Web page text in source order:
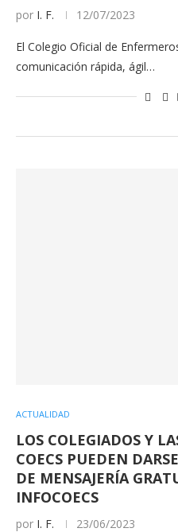
por I. F. 12/07/2023
El Colegio Oficial de
comunicación rápida, ágil…
ACTUALIDAD
LOS COLEGIADOS Y
COECS PUEDEN
DE MENSAJERÍA
INFOCOECS
por I. F. 23/06/2023